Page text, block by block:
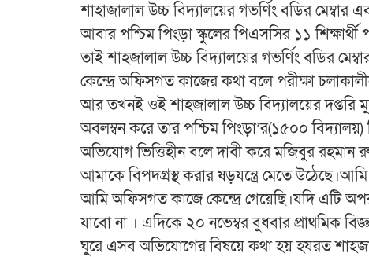
শাহাজালাল উচ্চ বিদ্যালয়ের গভর্ণিং বডির
আবার পশ্চিম পিংড়া স্কুলের পিএসসির ১১ শিক্ষার্থী
তাই শাহজালাল উচ্চ বিদ্যালয়ের গভর্ণিং বডির
কেন্দ্রে অফিসগত কাজের কথা বলে পরীক্ষা
আর তখনই ওই শাহজালাল উচ্চ বিদ্যালয়ের দপ্তরি
অবলম্বন করে তার পশ্চিম পিংড়া’র(১৫০০
অভিযোগ ভিত্তিহীন বলে দাবী করে মজিবুর
আমাকে বিপদগ্রস্থ করার ষড়যন্ত্রে মেতে
আমি অফিসগত কাজে কেন্দ্রে গেয়েছি।যদি এটি
যাবো না । এদিকে ২০ নভেম্বর বুধবার প্রাথমিক
ঘুরে এসব অভিযোগের বিষয়ে কথা হয় হযরত